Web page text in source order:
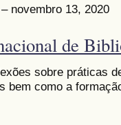
novembro 13, 2020
de
sobre práticas
bem como a